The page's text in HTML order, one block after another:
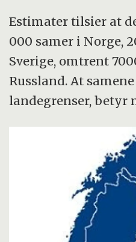
Estimater tilsier at
000 samer i Norge,
Sverige, omtrent
Russland. At
landegrenser, betyr